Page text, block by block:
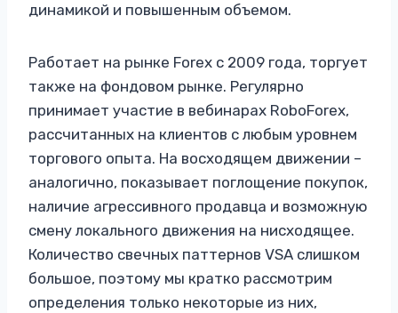
динамикой и повышенным объемом.
Работает на рынке Forex с 2009 года, торгует
также на фондовом рынке. Регулярно
принимает участие в вебинарах RoboForex,
рассчитанных на клиентов с любым уровнем
торгового опыта. На восходящем движении –
аналогично, показывает поглощение покупок,
наличие агрессивного продавца и возможную
смену локального движения на нисходящее.
Количество свечных паттернов VSA слишком
большое, поэтому мы кратко рассмотрим
определения только некоторые из них,